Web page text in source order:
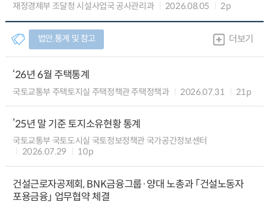
재정경제부 조달청 시설사업국 공사관리과 2026.08.05 2p
법안.통계 및 참고 더보기
‘26년 6월 주택통계
국토교통부 주택토지실 주택정책관 주택정책과 2026.07.31 21p
’25년 말 기준 토지소유현황 통계
국토교통부 국토도시실 국토정보정책관 국가공간정보센터
2026.07.29
10p
건설근로자공제회, BNK금융그룹·양대 노총과 「건설노동자
포용금융」 업무협약 체결